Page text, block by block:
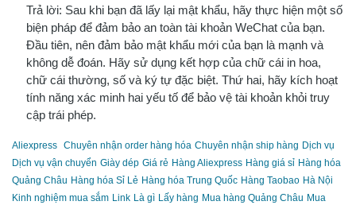
Trả lời: Sau khi bạn đã lấy lại mật khẩu, hãy thực hiện một số
biện pháp để đảm bảo an toàn tài khoản WeChat của bạn.
Đầu tiên, nên đảm bảo mật khẩu mới của bạn là mạnh và
không dễ đoán. Hãy sử dụng kết hợp của chữ cái in hoa,
chữ cái thường, số và ký tự đặc biệt. Thứ hai, hãy kích hoạt
tính năng xác minh hai yếu tố để bảo vệ tài khoản khỏi truy
cập trái phép.
Aliexpress Chuyên nhận order hàng hóa Chuyên nhận ship hàng Dịch vụ
Dịch vụ vận chuyển Giày dép Giá rẻ Hàng Aliexpress Hàng giá sỉ Hàng hóa
Quảng Châu Hàng hóa Sỉ Lẻ Hàng hóa Trung Quốc Hàng Taobao Hà Nội
Kinh nghiệm mua sắm Link Là gì Lấy hàng Mua hàng Quảng Châu Mua